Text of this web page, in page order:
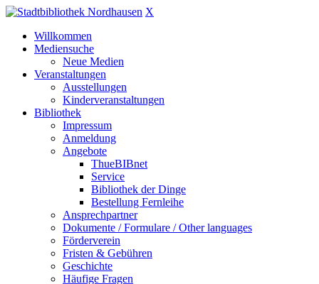
X
Willkommen
Mediensuche
Neue Medien
Veranstaltungen
Ausstellungen
Kinderveranstaltungen
Bibliothek
Impressum
Anmeldung
Angebote
ThueBIBnet
Service
Bibliothek der Dinge
Bestellung Fernleihe
Ansprechpartner
Dokumente / Formulare / Other languages
Förderverein
Fristen & Gebühren
Geschichte
Häufige Fragen